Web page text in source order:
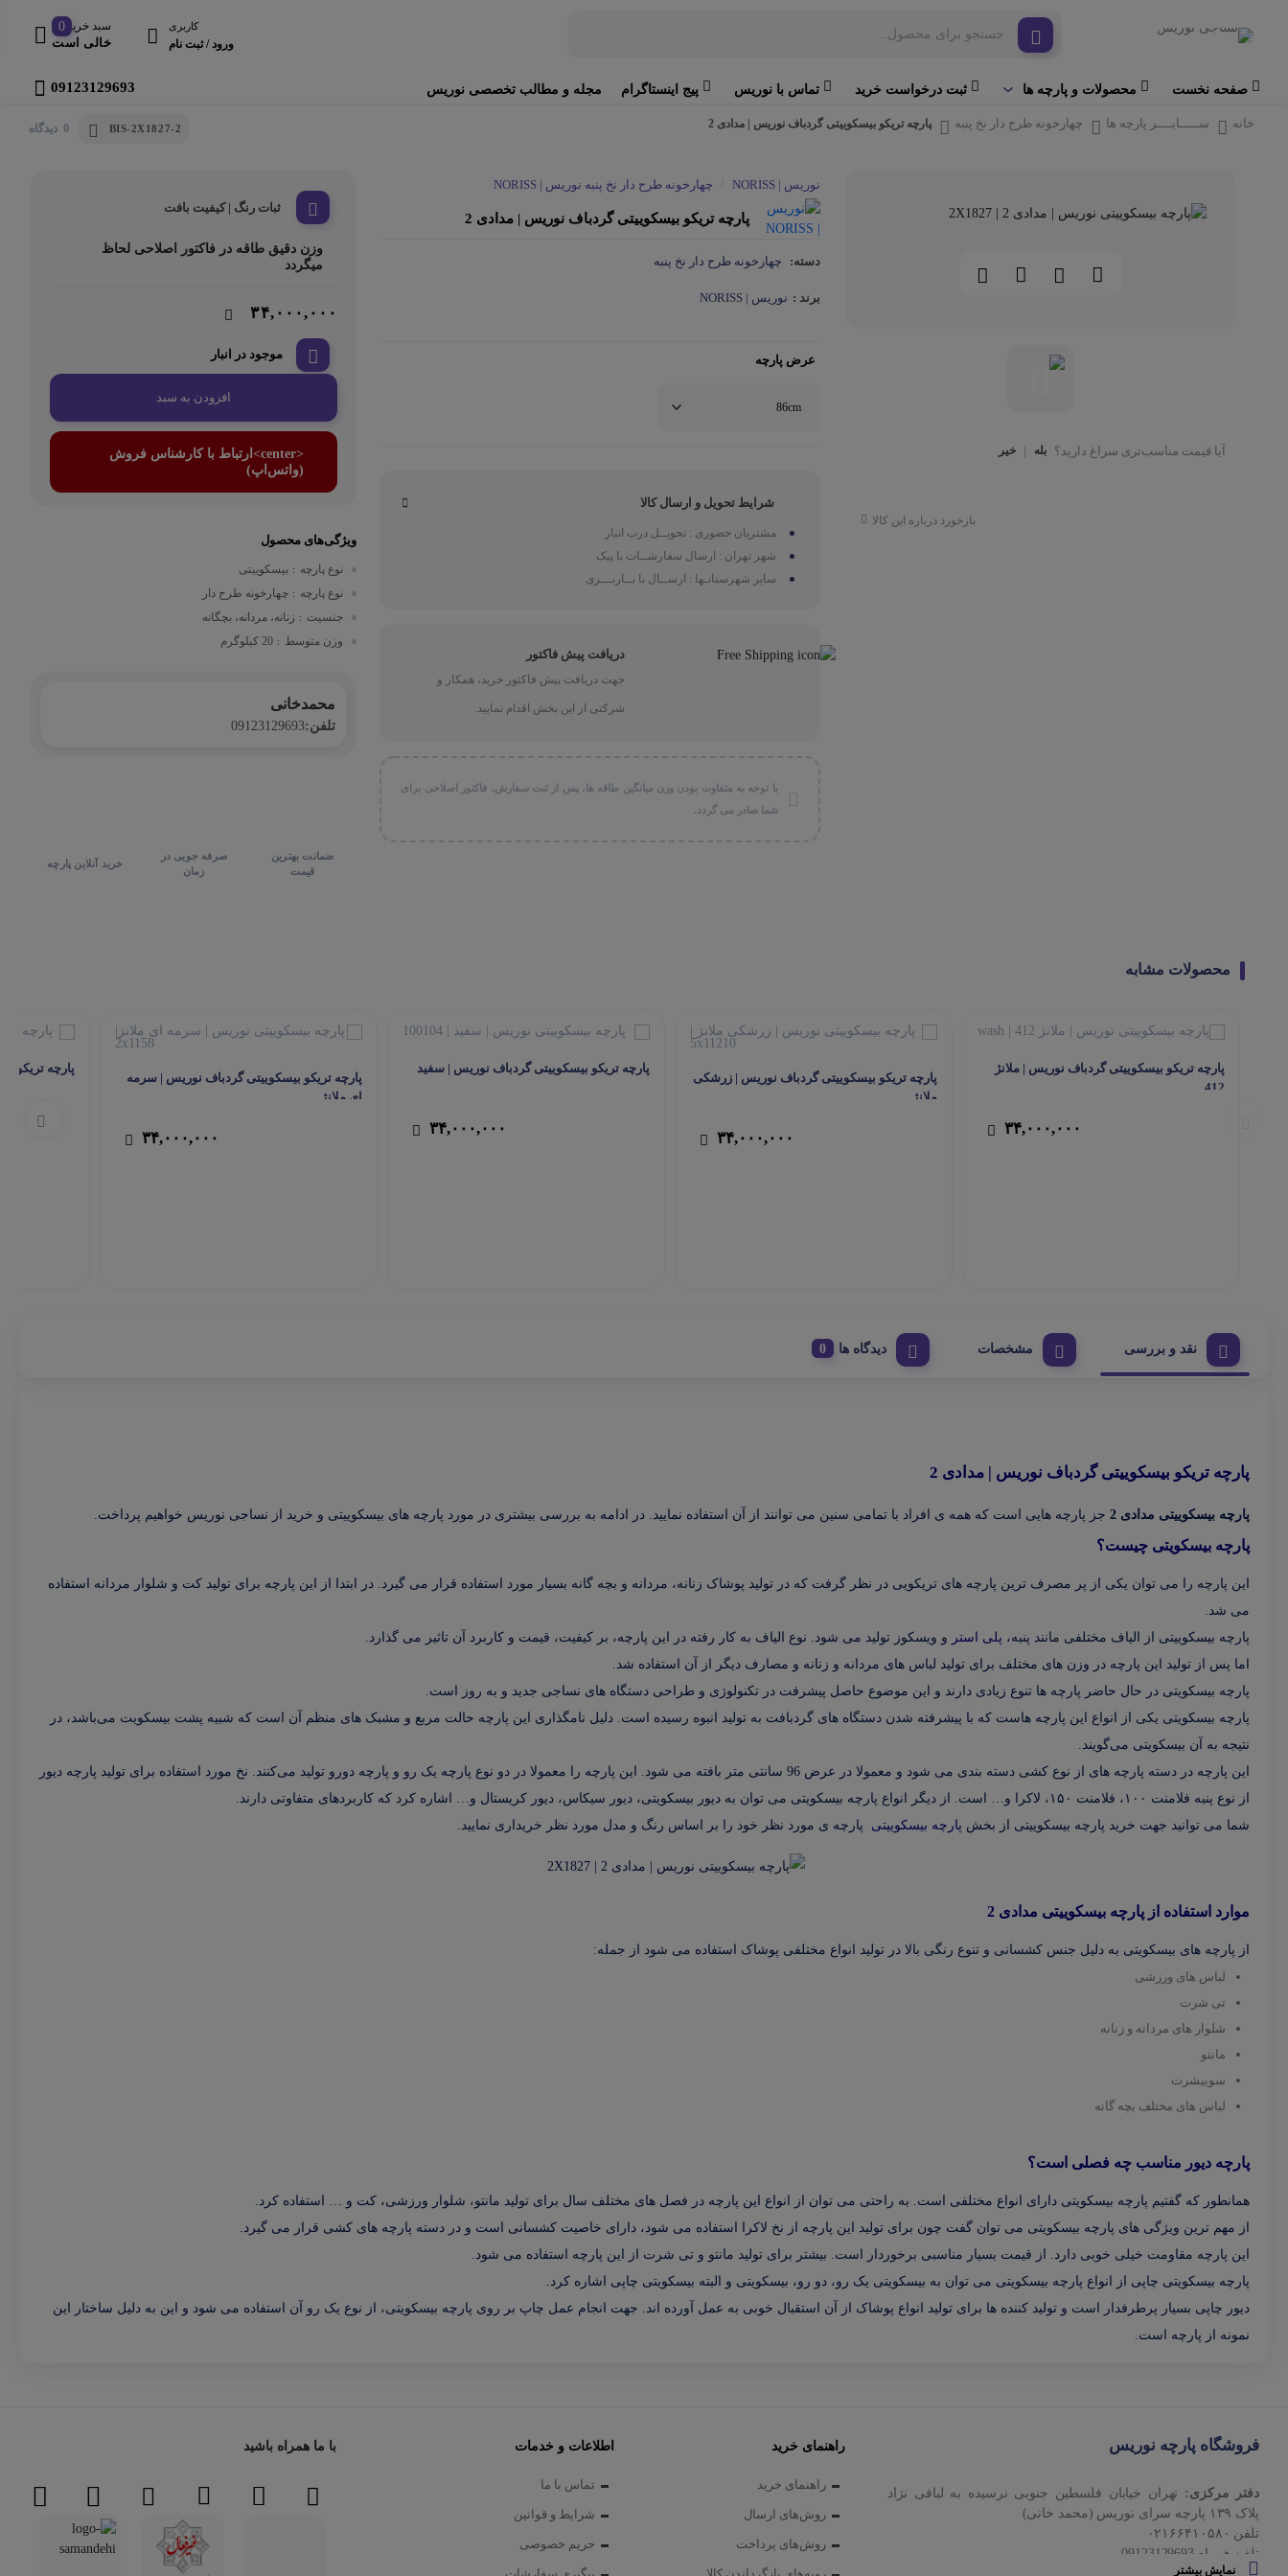
کاربری
ورود / ثبت نام
سبد خرید
خالی است
0
صفحه نخست محصولات و پارچه ها ثبت درخواست خرید تماس با نوریس پیج اینستاگرام مجله و مطالب تخصصی نوریس 09123129693
خانه ســـــایــــر پارچه‌ ها چهارخونه طرح دار نخ پنبه پارچه تریکو بیسکوییتی گردباف نوریس | مدادی 2 BIS-2X1827-2 0 دیدگاه
آیا قیمت مناسب‌تری سراغ دارید؟ بله | خیر
بازخورد درباره این کالا
نوریس | NORISS چهارخونه طرح دار نخ پنبه نوریس | NORISS
پارچه تریکو بیسکوییتی گردباف نوریس | مدادی 2
دسته: چهارخونه طرح دار نخ پنبه
برند : نوریس | NORISS
عرض پارچه
شرایط تحویل و ارسال کالا
مشتریان حضوری : تحویــل درب انبار
شهر تهران : ارسال سفارشــات با پیک
سایر شهرستانـها : ارســال با بــاربـــری
دریافت پیش فاکتور
جهت دریافت پیش فاکتور خرید، همکار و
شرکتی از این بخش اقدام نمایید.
با توجه به متفاوت بودن وزن میانگین طاقه ها، پس از ثبت سفارش، فاکتور اصلاحی برای
شما صادر می گردد.
ثبات رنگ | کیفیت بافت
وزن دقیق طاقه در فاکتور اصلاحی لحاظ
میگردد
۳۴,۰۰۰,۰۰۰
موجود در انبار
افزودن به سبد
<center>ارتباط با کارشناس فروش
(واتس‌اپ)
ویژگی‌های محصول
نوع پارچه : بیسکوییتی
نوع پارچه
: چهارخونه طرح دار
جنسیت
: زنانه، مردانه، بچگانه
وزن متوسط
: 20 کیلوگرم
محمدخانی
تلفن:09123129693
ضمانت بهترین
قیمت
صرفه جویی در
زمان
خرید آنلاین پارچه
محصولات مشابه
پارچه تریکو بیسکوییتی گردباف نوریس | ملانژ
412
۳۴,۰۰۰,۰۰۰
پارچه تریکو بیسکوییتی گردباف نوریس | زرشکی
ملانژ
۳۴,۰۰۰,۰۰۰
پارچه تریکو بیسکوییتی گردباف نوریس | سفید
۳۴,۰۰۰,۰۰۰
پارچه تریکو بیسکوییتی گردباف نوریس | سرمه
ای ملانژ
۳۴,۰۰۰,۰۰۰
پارچه تریکو
نقد و بررسی مشخصات دیدگاه ها
پارچه تریکو بیسکوییتی گردباف نوریس | مدادی 2
پارچه بیسکوییتی مدادی 2 جز پارچه هایی است که همه ی افراد با تمامی سنین می توانند از آن استفاده نمایید. در ادامه به بررسی بیشتری در مورد پارچه های بیسکوییتی و خرید از نساجی نوریس خواهیم پرداخت.
پارچه بیسکویتی چیست؟
این پارچه را می توان یکی از پر مصرف ترین پارچه های تریکویی در نظر گرفت که در تولید پوشاک زنانه، مردانه و بچه گانه بسیار مورد استفاده قرار می گیرد. در ابتدا از این پارچه برای تولید کت و شلوار مردانه استفاده
می شد.
پارچه بیسکوییتی از الیاف مختلفی مانند پنبه، پلی استر و ویسکوز تولید می شود. نوع الیاف به کار رفته در این پارچه، بر کیفیت، قیمت و کاربرد آن تاثیر می گذارد.
اما پس از تولید این پارچه در وزن های مختلف برای تولید لباس های مردانه و زنانه و مصارف دیگر از آن استفاده شد.
پارچه بیسکویتی در حال حاضر پارچه ها تنوع زیادی دارند و این موضوع حاصل پیشرفت در تکنولوژی و طراحی دستگاه های نساجی جدید و به روز است.
پارچه بیسکویتی یکی از انواع این پارچه هاست که با پیشرفته شدن دستگاه های گردبافت به تولید انبوه رسیده است. دلیل نامگذاری این پارچه حالت مربع و مشبک های منظم آن است که شبیه پشت بیسکویت می‌باشد، در
نتیجه به آن بیسکویتی می‌گویند.
این پارچه در دسته پارچه های از نوع کشی دسته بندی می شود و معمولا در عرض 96 سانتی متر بافته می شود. این پارچه را معمولا در دو نوع پارچه یک رو و پارچه دورو تولید می‌کنند. نخ مورد استفاده برای تولید پارچه دیور
از نوع پنبه فلامنت ۱۰۰، فلامنت ۱۵۰، لاکرا و… است. از دیگر انواع پارچه بیسکویتی می توان به دیور بیسکویتی، دیور سیکاس، دیور کریستال و… اشاره کرد که کاربردهای متفاوتی دارند.
شما می توانید جهت خرید پارچه بیسکوییتی از بخش پارچه بیسکوییتی پارچه ی مورد نظر خود را بر اساس رنگ و مدل مورد نظر خریداری نمایید.
موارد استفاده از پارچه بیسکوییتی مدادی 2
از پارچه های بیسکویتی به دلیل جنس کشسانی و تنوع رنگی بالا در تولید انواع مختلفی پوشاک استفاده می شود از جمله:
لباس های ورزشی
تی شرت
شلوار های مردانه و زنانه
مانتو
سوییشرت
لباس های مختلف بچه گانه
پارچه دیور مناسب چه فصلی است؟
همانطور که گفتیم پارچه بیسکویتی دارای انواع مختلفی است. به راحتی می توان از انواع این پارچه در فصل های مختلف سال برای تولید مانتو، شلوار ورزشی، کت و … استفاده کرد.
از مهم ترین ویژگی های پارچه بیسکویتی می توان گفت چون برای تولید این پارچه از نخ لاکرا استفاده می شود، دارای خاصیت کشسانی است و در دسته پارچه های کشی قرار می گیرد.
این پارچه مقاومت خیلی خوبی دارد. از قیمت بسیار مناسبی برخوردار است. بیشتر برای تولید مانتو و تی شرت از این پارچه استفاده می شود.
پارچه بیسکویتی چاپی از انواع پارچه بیسکویتی می توان به بیسکویتی یک رو، دو رو، بیسکویتی و البته بیسکویتی چاپی اشاره کرد.
دیور چاپی بسیار پرطرفدار است و تولید کننده ها برای تولید انواع پوشاک از آن استقبال خوبی به عمل آورده اند. جهت انجام عمل چاپ بر روی پارچه بیسکویتی، از نوع یک رو آن استفاده می شود و این به دلیل ساختار این
نمونه از پارچه است.
فروشگاه پارچه نوریس
دفتر مرکزی: تهران خیابان فلسطین جنوبی نرسیده به لبافی نژاد
پلاک ۱۳۹ پارچه‌ سرای نوريس (محمد خانی)
تلفن ۰۲۱۶۶۴۱۰۵۸۰
تلفن همراه 09123129693
نمایش بیشتر
راهنمای خرید
راهنمای خرید
روش‌های ارسال
روش‌های پرداخت
اطلاعات و خدمات
تماس با ما
شرایط و قوانین
حریم خصوصی
با ما همراه باشید